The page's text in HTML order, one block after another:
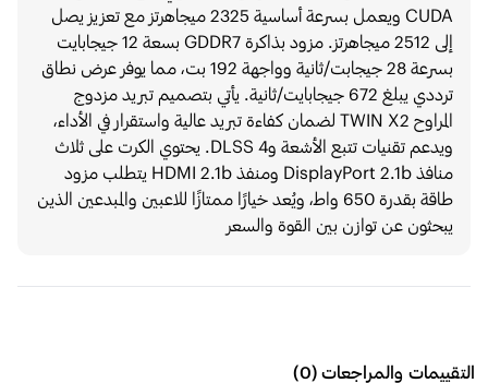
CUDA ويعمل بسرعة أساسية 2325 ميجاهرتز مع تعزيز يصل
إلى 2512 ميجاهرتز. مزود بذاكرة GDDR7 بسعة 12 جيجابايت
بسرعة 28 جيجابت/ثانية وواجهة 192 بت، مما يوفر عرض نطاق
ترددي يبلغ 672 جيجابايت/ثانية. يأتي بتصميم تبريد مزدوج
المراوح TWIN X2 لضمان كفاءة تبريد عالية واستقرار في الأداء،
ويدعم تقنيات تتبع الأشعة وDLSS 4. يحتوي الكرت على ثلاث
منافذ DisplayPort 2.1b ومنفذ HDMI 2.1b يتطلب مزود
طاقة بقدرة 650 واط، ويُعد خيارًا ممتازًا للاعبين والمبدعين الذين
يبحثون عن توازن بين القوة والسعر
التقييمات والمراجعات(
0
)